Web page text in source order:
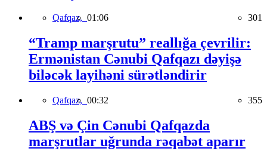
Qafqaz, 01:06 301
“Tramp marşrutu” reallığa çevrilir:
Ermənistan Cənubi Qafqazı dəyişə
biləcək layihəni sürətləndirir
Qafqaz, 00:32 355
ABŞ və Çin Cənubi Qafqazda
marşrutlar uğrunda rəqabət aparır